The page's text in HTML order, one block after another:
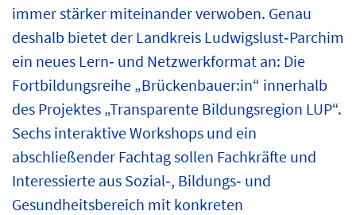
immer stärker miteinander verwoben. Genau
deshalb bietet der Landkreis Ludwigslust‑Parchim
ein neues Lern‑ und Netzwerkformat an: Die
Fortbildungsreihe „Brückenbauer:in“ innerhalb
des Projektes „Transparente Bildungsregion LUP“.
Sechs interaktive Workshops und ein
abschließender Fachtag sollen Fachkräfte und
Interessierte aus Sozial‑, Bildungs‑ und
Gesundheitsbereich mit konkreten